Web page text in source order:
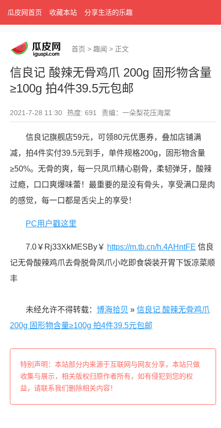
瓜皮网首页 收藏本站 分享生活的乐趣
首页 > 趣闻 > 正文
信良记 酸辣无骨鸡爪 200g 固形物含量
≥100g 拍4件39.5元包邮
2021-7-28 11:30 热度: 691 责编：一朵梨花压海棠
信良记旗舰店59元，可领80元优惠券，叠加店铺满
减，拍4件实付39.5元到手，单件规格200g，固形物含量
≥50%。无骨的爽，每一只凤爪精心剔骨，柔韧弹牙，酸辣
过瘾，口口爽爆味蕾！最重要的是没有骨头，享受满口是肉
的感觉，每一口都是舌尖上的享受！
PC用户戳这里
7.0￥Rj33XkMESBy￥ https://m.tb.cn/h.4AHntFE 信良
记无骨酸辣鸡爪去骨脱骨凤爪小吃即食袋装开胃下饭凉菜顺
丰
未经允许不得转载： 博海拾贝 » 信良记 酸辣无骨鸡爪
200g 固形物含量≥100g 拍4件39.5元包邮
特别声明：本站部分内来源于互联网与网友分享，本站只做
收集与展示，相关版权归原作者所有，如有侵犯到您的权
益，请联系我们删除相关内容！